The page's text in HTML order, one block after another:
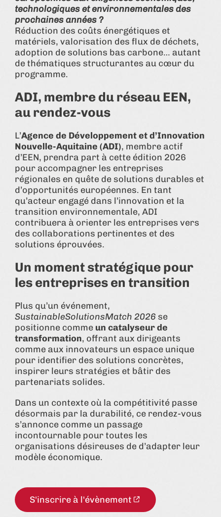
technologiques et environnementales des
prochaines années ?
Réduction des coûts énergétiques et
matériels, valorisation des flux de déchets,
adoption de solutions bas carbone… autant
de thématiques structurantes au cœur du
programme.
ADI, membre du réseau EEN,
au rendez-vous
L’Agence de Développement et d’Innovation
Nouvelle-Aquitaine (ADI), membre actif
d’EEN, prendra part à cette édition 2026
pour accompagner les entreprises
régionales en quête de solutions durables et
d’opportunités européennes. En tant
qu’acteur engagé dans l’innovation et la
transition environnementale, ADI
contribuera à orienter les entreprises vers
des collaborations pertinentes et des
solutions éprouvées.
Un moment stratégique pour
les entreprises en transition
Plus qu’un événement,
SustainableSolutionsMatch 2026 se
positionne comme un catalyseur de
transformation, offrant aux dirigeants
comme aux innovateurs un espace unique
pour identifier des solutions concrètes,
inspirer leurs stratégies et bâtir des
partenariats solides.
Dans un contexte où la compétitivité passe
désormais par la durabilité, ce rendez-vous
s’annonce comme un passage
incontournable pour toutes les
organisations désireuses de d’adapter leur
modèle économique.
S'inscrire à l'évènement